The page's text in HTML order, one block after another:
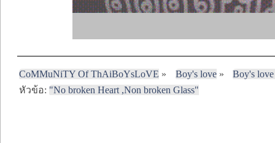
CoMMuNiTY Of ThAiBoYsLoVE » Boy's love»
Boy's
หัวข้อ: "No broken Heart ,Non broken Glass"